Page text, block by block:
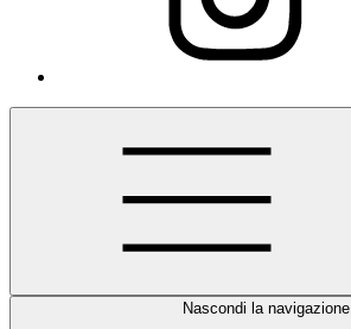
Nascondi la navigazione